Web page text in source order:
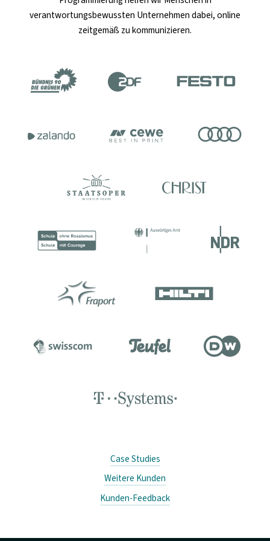
verantwortungsbewussten Unternehmen dabei, online
zeitgemäß zu kommunizieren.
Case Studies
Weitere Kunden
Kunden-Feedback